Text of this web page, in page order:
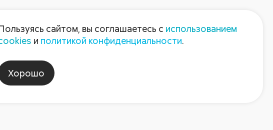
Пресс-центр Контакты
Компания
сайтом, вы соглашаетесь с использованием
и политикой конфиденциальности.
Хорошо